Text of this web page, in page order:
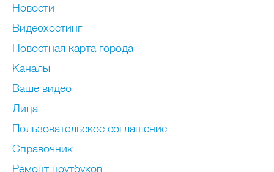
Новости
Видеохостинг
Новостная карта города
Каналы
Ваше видео
Лица
Пользовательское соглашение
Справочник
Ремонт нoутбуков